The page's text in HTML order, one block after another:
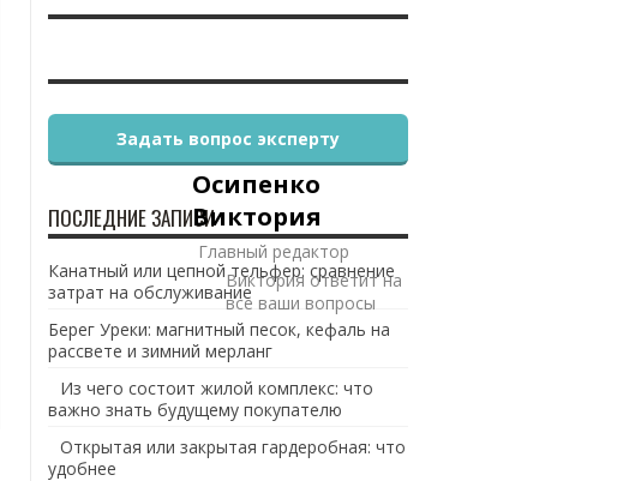
Осипенко
Виктория
Главный редактор
Виктория ответит на
все ваши вопросы
Задать вопрос эксперту
ПОСЛЕДНИЕ ЗАПИСИ
Канатный или цепной тельфер: сравнение
затрат на обслуживание
Берег Уреки: магнитный песок, кефаль на
рассвете и зимний мерланг
Из чего состоит жилой комплекс: что
важно знать будущему покупателю
Открытая или закрытая гардеробная: что
удобнее